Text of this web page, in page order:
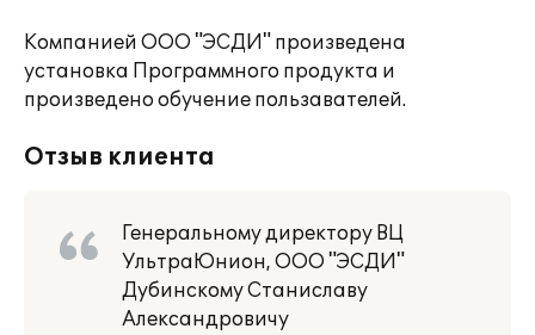
Компанией ООО "ЭСДИ" произведена
установка Программного продукта и
произведено обучение пользавателей.
Отзыв клиента
Генеральному директору ВЦ
УльтраЮнион, ООО "ЭСДИ"
Дубинскому Станиславу
Александровичу